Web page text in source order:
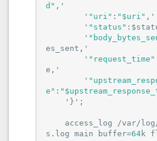
d" ,'
        '
"uri" : "$uri" ,'
        '
"status"
        '
es_sent,'
        '
"request_time"
e,'
        '
e" :
s.log main buffer=64k